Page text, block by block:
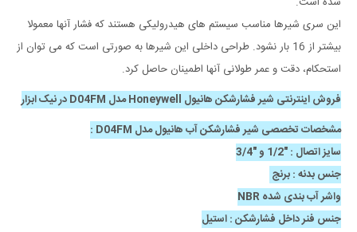
این سری شیرها مناسب سیستم های هیدرولیکی هستند که فشار آنها معمولا
بیشتر از 16 بار نشود. طراحی داخلی این شیرها به صورتی است که می توان از
استحکام، دقت و عمر طولانی آنها اطمینان حاصل کرد.
فروش اینترنتی شیر فشارشکن هانیول Honeywell مدل D04FM در نیک ابزار
مشخصات تخصصی شیر فشارشکن آب هانیول مدل D04FM :
سایز اتصال : "1/2 و "3/4
جنس بدنه : برنج
واشر آب بندی شده NBR
جنس فنر داخل فشارشکن : استیل